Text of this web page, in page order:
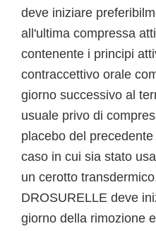
deve iniziare
all'ultima compressa
contenente i principi
contraccettivo orale
giorno successivo al
usuale privo di
placebo del
caso in cui sia stato
un cerotto
DROSURELLE deve
giorno della rimozione